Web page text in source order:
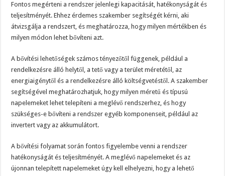
Fontos megérteni a rendszer jelenlegi kapacitását, hatékonyságát és
teljesítményét. Ehhez érdemes szakember segítségét kérni, aki
átvizsgálja a rendszert, és meghatározza, hogy milyen mértékben és
milyen módon lehet bővíteni azt.
A bővítési lehetőségek számos tényezőtől függenek, például a
rendelkezésre álló helytől, a tető vagy a terület méretétől, az
energiaigénytől és a rendelkezésre álló költségvetéstől. A szakember
segítségével meghatározhatjuk, hogy milyen méretű és típusú
napelemeket lehet telepíteni a meglévő rendszerhez, és hogy
szükséges-e bővíteni a rendszer egyéb komponenseit, például az
invertert vagy az akkumulátort.
A bővítési folyamat során fontos figyelembe venni a rendszer
hatékonyságát és teljesítményét. A meglévő napelemeket és az
újonnan telepített napelemeket úgy kell elhelyezni, hogy a lehető